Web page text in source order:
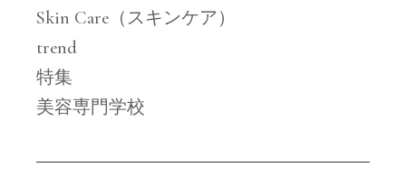
Skin Care（スキンケア）
trend
特集
美容専門学校